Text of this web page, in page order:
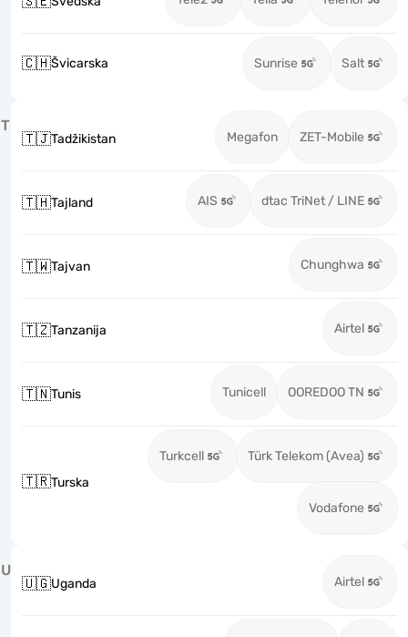
🇨🇭Švicarska Sunrise Salt
T
🇹🇯Tadžikistan Megafon ZET-Mobile
🇹🇭Tajland AIS dtac TriNet / LINE
🇹🇼Tajvan Chunghwa
🇹🇿Tanzanija Airtel
🇹🇳Tunis Tunicell OOREDOO TN
🇹🇷Turska
Turkcell Türk Telekom (Avea)
Vodafone
U
🇺🇬Uganda Airtel